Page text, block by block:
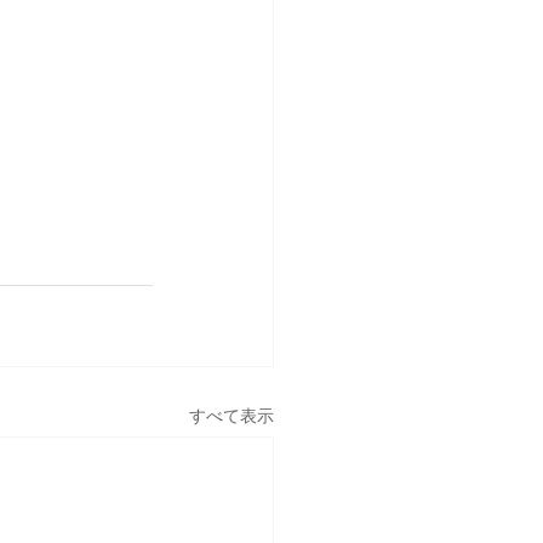
すべて表示